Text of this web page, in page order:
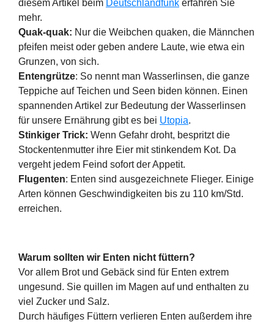
diesem Artikel beim Deutschlandfunk erfahren Sie
mehr.
Quak-quak: Nur die Weibchen quaken, die Männchen
pfeifen meist oder geben andere Laute, wie etwa ein
Grunzen, von sich.
Entengrütze: So nennt man Wasserlinsen, die ganze
Teppiche auf Teichen und Seen biden können. Einen
spannenden Artikel zur Bedeutung der Wasserlinsen
für unsere Ernährung gibt es bei Utopia.
Stinkiger Trick: Wenn Gefahr droht, bespritzt die
Stockentenmutter ihre Eier mit stinkendem Kot. Da
vergeht jedem Feind sofort der Appetit.
Flugenten: Enten sind ausgezeichnete Flieger. Einige
Arten können Geschwindigkeiten bis zu 110 km/Std.
erreichen.
Warum sollten wir Enten nicht füttern?
Vor allem Brot und Gebäck sind für Enten extrem
ungesund. Sie quillen im Magen auf und enthalten zu
viel Zucker und Salz.
Durch häufiges Füttern verlieren Enten außerdem ihre